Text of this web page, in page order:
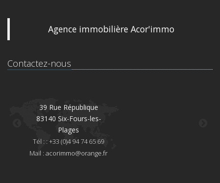
Agence immobilière Acor'immo
Contactez-nous
39 Rue République
83140 Six-Fours-les-
Plages
Tél : : +33 (0)4 94 74 65 69
Mail : acorimmo@orange.fr